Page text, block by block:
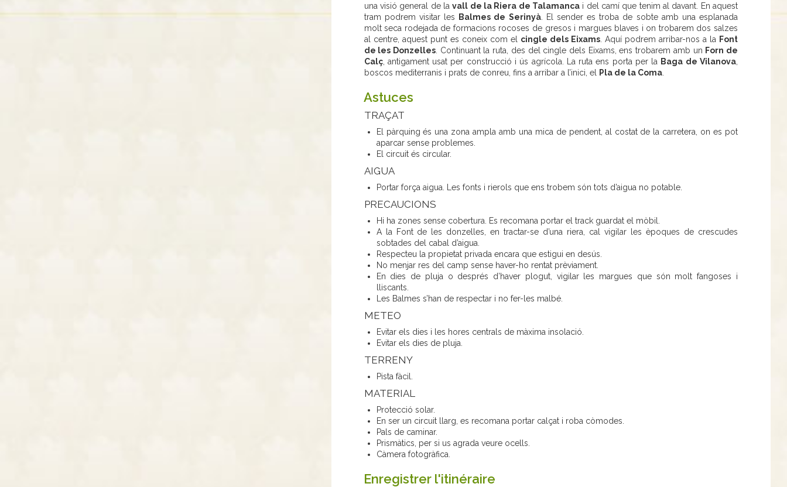
una visió general de lavall de la Riera de Talamancai del camí que tenim al davant. En aquest
tram podrem visitar les
Balmes de Serinyà. El sender es troba de sobte amb una esplanada
molt seca rodejada de formacions rocoses de gresos i margues blaves i on trobarem dos salzes
al centre, aquest punt es coneix com el cingle dels Eixams. Aquí podrem arribar-nos a la Font
de les Donzelles . Continuant la ruta, des del cingle dels Eixams, ens trobarem amb un Forn de
Calç, antigament usat per construcció i ús agrícola. La ruta ens porta per la Baga de Vilanova
boscos mediterranis i prats de conreu, fins a arribar a l’inici, el
Pla de la Coma.
Astuces
TRAÇAT
El pàrquing és una zona ampla amb una mica de pendent, al costat de la carretera, on es pot
aparcar sense problemes.
El circuit és circular.
AIGUA
Portar força aigua. Les fonts i rierols que ens trobem són tots d’aigua no potable.
PRECAUCIONS
Hi ha zones sense cobertura. Es recomana portar el track guardat el mòbil.
A la Font de les donzelles, en tractar-se d’una riera, cal vigilar les èpoques de crescudes
sobtades del cabal d’aigua.
Respecteu la propietat privada encara que estigui en desús.
No menjar res del camp sense haver-ho rentat prèviament.
En dies de pluja o després d’haver plogut, vigilar les margues que són molt fangoses i
lliscants.
Les Balmes s’han de respectar i no fer-les malbé.
METEO
Evitar els dies i les hores centrals de màxima insolació.
Evitar els dies de pluja.
TERRENY
Pista fàcil.
MATERIAL
Protecció solar.
En ser un circuit llarg, es recomana portar calçat i roba còmodes.
Pals de caminar.
Prismàtics, per si us agrada veure ocells.
Càmera fotogràfica.
Enregistrer l'itinéraire